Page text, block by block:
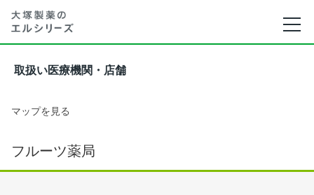
取扱い医療機関・店舗
マップを見る
フルーツ薬局